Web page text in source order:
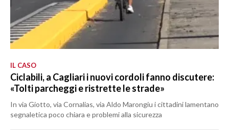
IL CASO
Ciclabili, a Cagliari i nuovi cordoli fanno discutere:
«Tolti parcheggi e ristrette le strade»
In via Giotto, via Cornalias, via Aldo Marongiu i cittadini lamentano
segnaletica poco chiara e problemi alla sicurezza